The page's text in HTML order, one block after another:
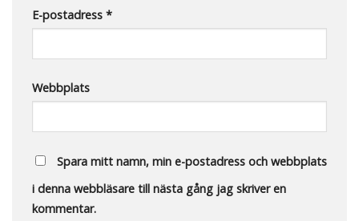
E-postadress *
Webbplats
Spara mitt namn, min e-postadress och webbplats
i denna webbläsare till nästa gång jag skriver en
kommentar.